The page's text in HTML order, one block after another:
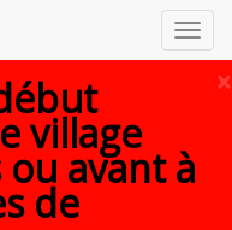
×
village
avant à
de